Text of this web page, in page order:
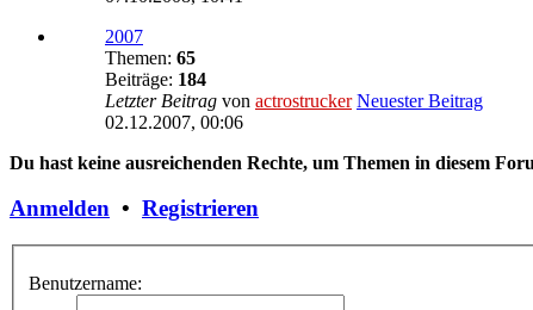
2007
Themen: 65
Beiträge: 184
Letzter Beitrag von actrostrucker Neuester Beitrag
02.12.2007, 00:06
Du hast keine ausreichenden Rechte, um Themen in diesem
Anmelden • Registrieren
Benutzername: